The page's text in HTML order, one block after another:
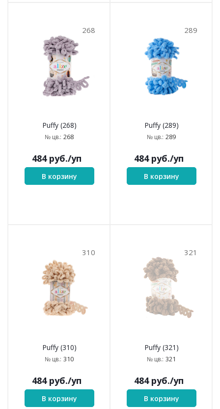
268
Puffy (268)
№ цв.: 268
484руб./уп
В корзину
289
Puffy (289)
№ цв.: 289
484руб./уп
В корзину
310
Puffy (310)
№ цв.: 310
484руб./уп
В корзину
321
Puffy (321)
№ цв.: 321
484руб./уп
В корзину